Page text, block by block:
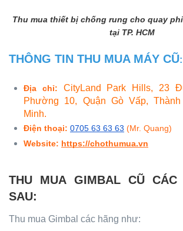
Thu mua thiết bị chống rung cho quay
tại TP. HCM
THÔNG TIN THU MUA MÁY CŨ:
Địa chỉ: CityLand Park Hills, 23
Phường 10, Quận Gò Vấp,
Minh.
Điện thoại: 0705 63 63 63 (Mr. Quang)
Website: https://chothumua.vn
THU MUA GIMBAL CŨ CÁC
SAU:
Thu mua Gimbal các hãng như: